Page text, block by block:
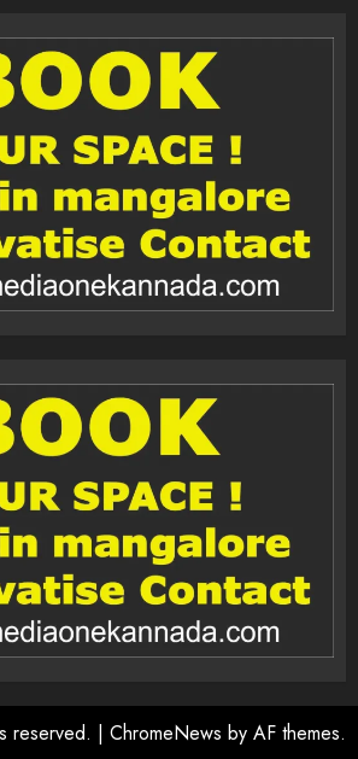
reserved. | ChromeNews by AF themes.